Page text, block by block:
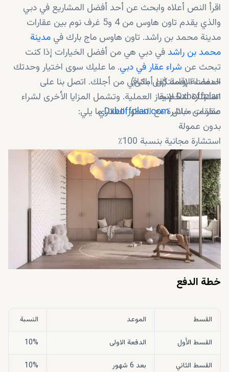
اقرأ النص أعلاه وابحث عن أحد أفضل المشاريع في دبي
والذي يقدم تاون هاوس من 4 و5 غرف نوم بين عقارات
مدينة محمد بن راشد. تاون هاوس ماج بارك في مدينة
محمد بن راشد في دبي هي من أفضل الخيارات إذا كنت
تبحث عن شراء عقار في دبي. ما عليك سوى اختيار وحدتك
المفضلة، وسنتكفل بالباقي من أجلك. اتصل بنا على
Dxboffplan لإنجاز العملية. وتشمل المزايا الأخرى لشراء
عقار من خلالDxboffplan.comما يلي:
خدمات الإقامة (إن أمكن)
استشارة شخصية
صفقات مباشرة مع المطور العقاري
بدون عمولة
استشارة مجانية بنسبة 100٪
يستغرق حجز العقار دقيقة واحدة
خطة الدفع
القسط الموعد النسبة
القسط الأول الدفعة الاولى 10%
القسط الثاني بعد 6 شهور 10%